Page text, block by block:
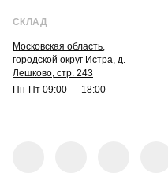
СКЛАД
Московская область,
городской округ Истра, д.
Лешково, стр. 243
Пн-Пт 09:00 — 18:00